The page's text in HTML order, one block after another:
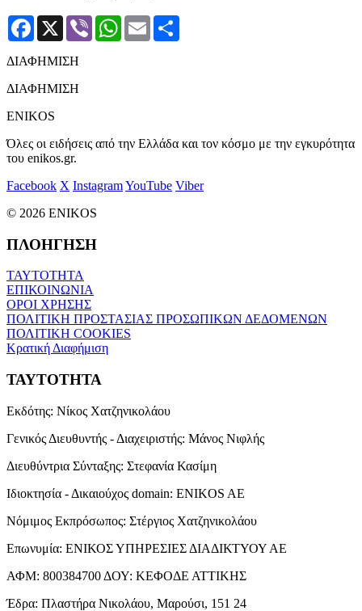
Facebook
X Viber WhatsApp
Email
ΔΙΑΦΗΜΙΣΗ
ΔΙΑΦΗΜΙΣΗ
ENIKOS
Όλες οι ειδήσεις από την Ελλάδα και τον κόσμο με την εγκυρότητα
του enikos.gr.
Facebook X InstagramYouTube Viber
© 2026 ENIKOS
ΠΛΟΗΓΗΣΗ
ΤΑΥΤΟΤΗΤΑ
ΕΠΙΚΟΙΝΩΝΙΑ
ΟΡΟΙ ΧΡΗΣΗΣ
ΠΟΛΙΤΙΚΗ ΠΡΟΣΤΑΣΙΑΣ ΠΡΟΣΩΠΙΚΩΝ ΔΕΔΟΜΕΝΩΝ
ΠΟΛΙΤΙΚΗ COOKIES
Κρατική Διαφήμιση
ΤΑΥΤΟΤΗΤΑ
Εκδότης: Νίκος Χατζηνικολάου
Γενικός Διευθυντής - Διαχειριστής: Μάνος Νιφλής
Διευθύντρια Σύνταξης: Στεφανία Κασίμη
Ιδιοκτησία - Δικαιούχος domain: ENIKOS AE
Νόμιμος Εκπρόσωπος: Στέργιος Χατζηνικολάου
Επωνυμία: ΕΝΙΚΟΣ ΥΠΗΡΕΣΙΕΣ ΔΙΑΔΙΚΤΥΟΥ ΑΕ
ΑΦΜ: 800384700 ΔΟΥ: ΚΕΦΟΔΕ ΑΤΤΙΚΗΣ
Έδρα: Πλαστήρα Νικολάου, Μαρούσι, 151 24